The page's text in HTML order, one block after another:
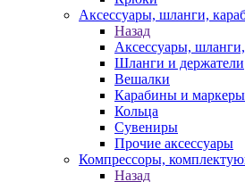
Аксессуары, шланги,
Назад
Аксессуары,
Шланги и держатели
Вешалки
Карабины и маркеры
Кольца
Сувениры
Прочие аксессуары
Компрессоры,
Назад